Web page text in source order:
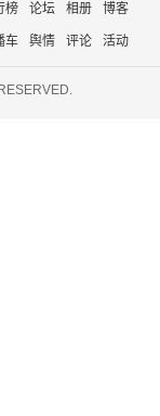
榜 论坛 相册 博客
车 舆情 评论 活动